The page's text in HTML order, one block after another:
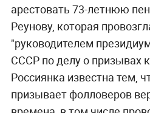
арестовать 73-летнюю
Реунову, которая
"руководителем
СССР по делу о призывах
Россиянка известна тем,
призывает фолловеров